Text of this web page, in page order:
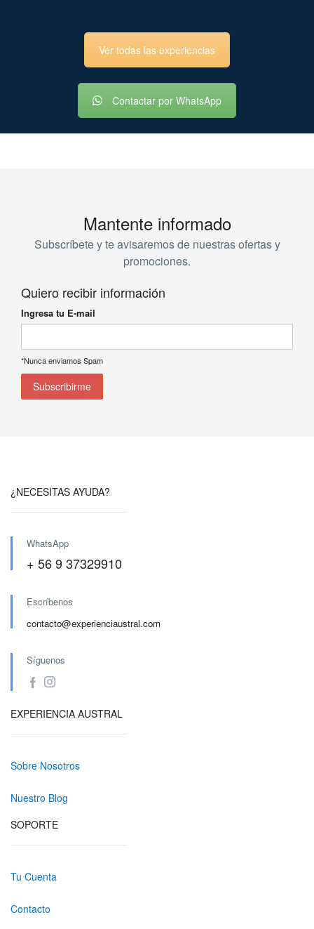
Ver todas las experiencias
Contactar por WhatsApp
Mantente informado
Subscríbete y te avisaremos de nuestras ofertas y
promociones.
Quiero recibir información
Ingresa tu E-mail
*Nunca enviamos Spam
¿NECESITAS AYUDA?
WhatsApp
+ 56 9 37329910
Escríbenos
contacto@experienciaustral.com
Síguenos
EXPERIENCIA AUSTRAL
Sobre Nosotros
Nuestro Blog
SOPORTE
Tu Cuenta
Contacto